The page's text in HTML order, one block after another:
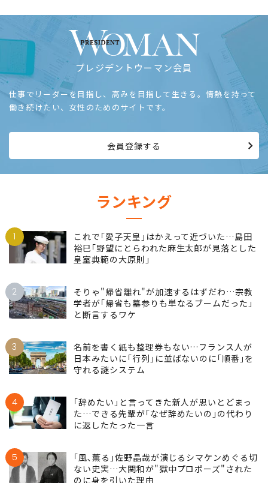
プレジデントウーマン会員
仕事でリーダーを目指し、高みを目指して生きる。情熱を持って
働き続けたい、女性のためのサイトです。
会員登録する
ランキング
1
これで｢愛子天皇｣はかえって近づいた…島田
裕巳｢野望にとらわれた麻生太郎が見落とした
皇室典範の大原則｣
2
そりゃ"帰省離れ"が加速するはずだわ…宗教
学者が｢帰省も墓参りも単なるブームだった｣
と断言するワケ
3
名前を書く紙も整理券もない…フランス人が
日本みたいに｢行列｣に並ばないのに｢順番｣を
守れる謎システム
4
｢辞めたい｣と言ってきた新人が思いとどまっ
た…できる先輩が｢なぜ辞めたいの｣の代わり
に返したたった一言
5
｢風､薫る｣佐野晶哉が演じるシマケンめぐる切
ない史実…大関和が"獄中プロポーズ"された
のに身を引いた理由